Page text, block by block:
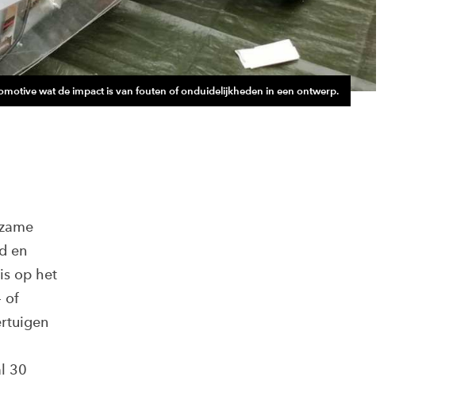
wat de impact is van fouten of onduidelijkheden in een ontwerp.
en
op het
of
30